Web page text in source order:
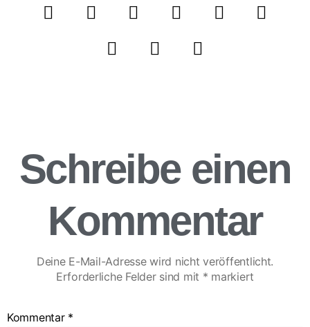
Schreibe einen
Kommentar
Deine E-Mail-Adresse wird nicht veröffentlicht.
Erforderliche Felder sind mit * markiert
Kommentar *